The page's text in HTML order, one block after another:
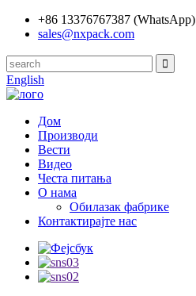
+86 13376767387 (WhatsApp)
sales@nxpack.com
English
Дом
Производи
Вести
Видео
Честа питања
О нама
Обилазак фабрике
Контактирајте нас